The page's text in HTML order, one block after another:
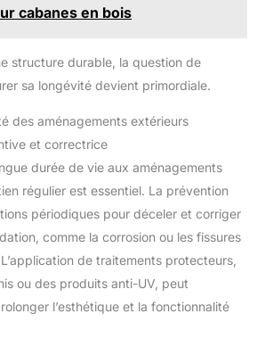
cabanes en bois
structure durable, la question de
sa longévité devient primordiale.
des aménagements extérieurs
et correctrice
durée de vie aux aménagements
régulier est essentiel. La prévention
périodiques pour déceler et corriger
comme la corrosion ou les fissures
de traitements protecteurs,
ou des produits anti-UV, peut
l’esthétique et la fonctionnalité